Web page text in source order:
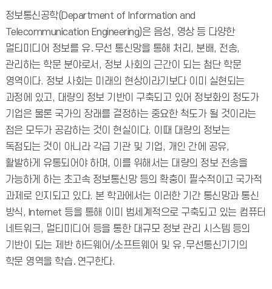
정보통신공학(Department of Information and
Telecommunication Engineering)은 음성, 영상 등 다양한
멀티미디어 정보를 유․무선 통신망을 통해 처리, 분배, 전송,
관리하는 학문 분야로서, 정보 사회의 근간이 되는 첨단 학문
영역이다. 정보 사회는 미래의 현상이라기보다 이미 실현되는
과정에 있고, 대량의 정보 기반이 구축되고 있어 정보화의 정도가
기업은 물론 국가의 장래를 결정하는 중요한 척도가 될 것이라는
점은 모두가 공감하는 것이 현실이다. 이때 대량의 정보는
독점되는 것이 아니라 각급 기관 및 기업, 개인 간에 공유,
활발하게 유통되어야 하며, 이를 위해서는 대량의 정보 전송을
가능하게 하는 초고속 정보통신망 등의 확충이 필수적이고 국가적
과제로 인지되고 있다. 본 학과에서는 이러한 기간 통신망과 통신
방식, Internet 등을 통해 이미 범세계적으로 구축되고 있는 컴퓨터
네트워크, 멀티미디어 등을 통한 대규모 정보 관리 시스템 등의
기반이 되는 제반 하드웨어/소프트웨어 및 유․무선통신기기의
학문 영역을 학습․연구한다.